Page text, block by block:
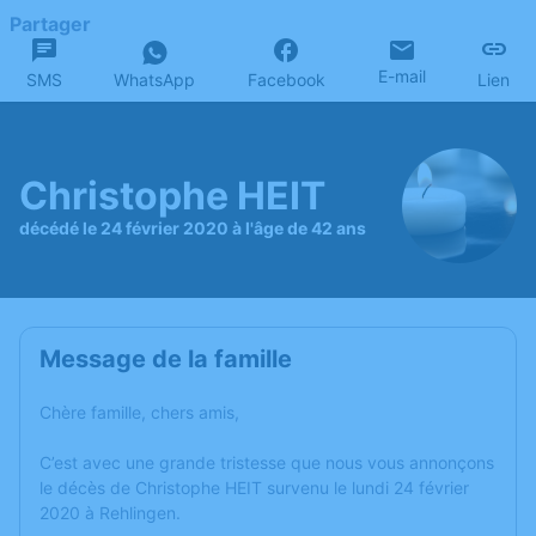
Partager
SMS WhatsApp Facebook E-mail Lien
Christophe HEIT
décédé le 24 février 2020 à l'âge de 42 ans
Message de la famille
Chère famille, chers amis,
C’est avec une grande tristesse que nous vous annonçons
le décès de Christophe HEIT survenu le lundi 24 février
2020 à Rehlingen.